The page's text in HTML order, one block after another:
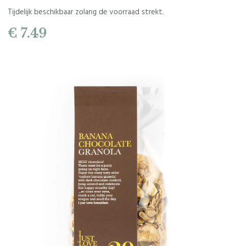
Tijdelijk beschikbaar zolang de voorraad strekt.
€ 7.49